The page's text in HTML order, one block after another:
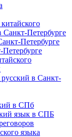
Санкт-Петербурге
Петербурге
Петербурге
в Санкт-
в СПб
язык в СПБ
языка